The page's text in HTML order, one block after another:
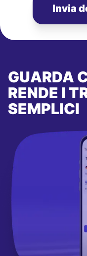
Invia
GUARDA
RENDE I
SEMPLICI